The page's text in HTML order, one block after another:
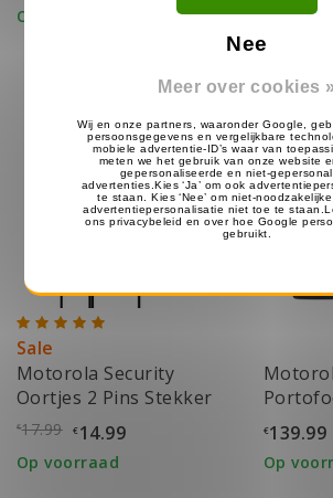
Op voorraad Op
Sale
Motorola Security
Oortjes 2 Pins Stekker
€17.99 €14.99
Op voorraad
€139.99
Op
Nee
Meer over cookies »